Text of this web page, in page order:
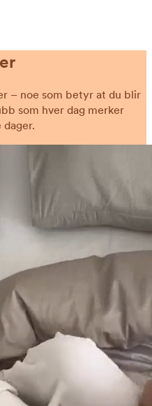
– noe som betyr at du blir
som hver dag merker